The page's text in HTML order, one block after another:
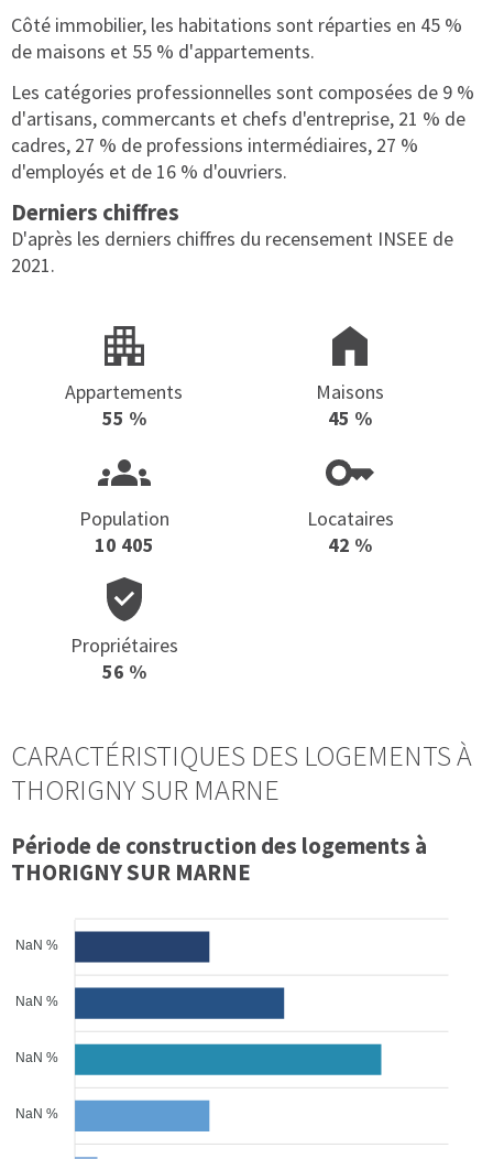
Côté immobilier, les habitations sont réparties en 45 %
de maisons et 55 % d'appartements.
Les catégories professionnelles sont composées de 9 %
d'artisans, commercants et chefs d'entreprise, 21 % de
cadres, 27 % de professions intermédiaires, 27 %
d'employés et de 16 % d'ouvriers.
Derniers chiffres
D'après les derniers chiffres du recensement INSEE de
2021.
Appartements
55 %
Maisons
45 %
Population
10 405
Locataires
42 %
Propriétaires
56 %
CARACTÉRISTIQUES DES LOGEMENTS À
THORIGNY SUR MARNE
Période de construction des logements à
THORIGNY SUR MARNE
NaN %
NaN %
NaN %
NaN %